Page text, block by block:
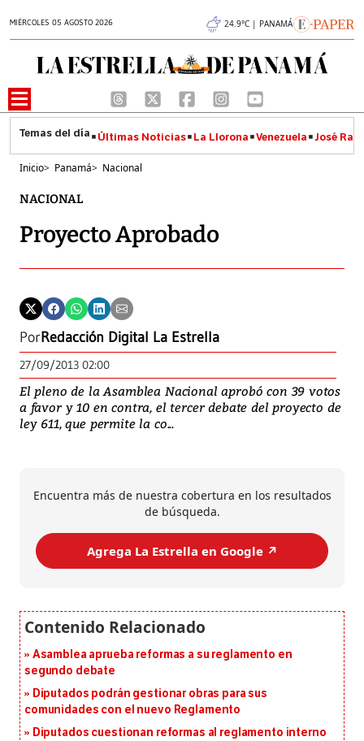
MIÉRCOLES 05 AGOSTO 2026 24.9°C | PANAMÁ
Últimas Noticias La Llorona Venezuela José
Inicio> Panamá> Nacional
NACIONAL
Proyecto Aprobado
PorRedacción Digital La Estrella
27/09/2013 02:00
El pleno de la Asamblea Nacional aprobó con 39 votos
a favor y 10 en contra, el tercer debate del proyecto de
ley 611, que permite la co...
Encuentra más de nuestra cobertura en los resultados
de búsqueda.
Agrega La Estrella en Google ↗️
Asamblea aprueba reformas a su reglamento en
segundo debate
Diputados podrán gestionar obras para sus
comunidades con el nuevo Reglamento
Diputados cuestionan reformas al reglamento interno